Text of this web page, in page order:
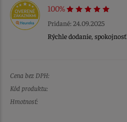
100%
Pridané: 24.09.2025
Rýchle dodanie, spokojnosť.
Cena bez DPH:
Kód produktu:
Hmotnosť: